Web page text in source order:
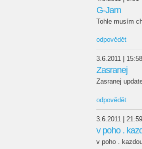
G-Jam
Tohle musím
odpovědět
3.6.2011 |
Zasranej
Zasranej
odpovědět
3.6.2011 |
v poho .
v poho .